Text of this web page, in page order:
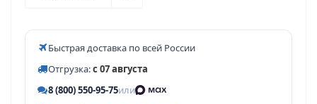
Быстрая доставка по всей России
Отгрузка:с 07 августа
8 (800) 550-95-75или